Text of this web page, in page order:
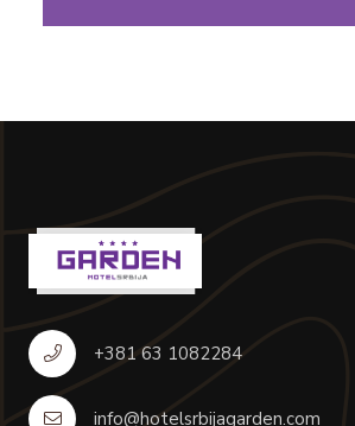
+381 63 1082284
info@hotelsrbijagarden.com